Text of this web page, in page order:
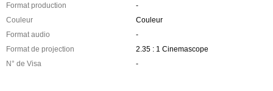
Format production
-
Couleur
Couleur
Format audio
-
Format de projection
2.35 : 1 Cinemascope
N° de Visa
-